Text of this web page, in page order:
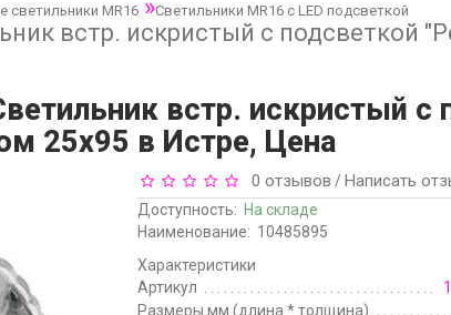
светильники MR16 Светильники MR16 с LED подсветкой
встр. искристый с подсветкой
встр. искристый
25x95 в Истре, Цена
0 отзывов / Написать
Доступность: На складе
Наименование: 10485895
Характеристики
Артикул
Размеры мм (длина * толщина)